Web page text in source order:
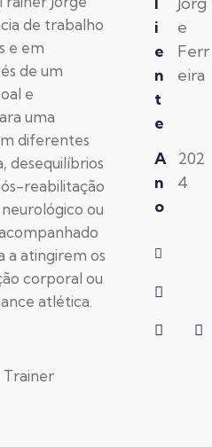
de trabalho
e em
de um
e
uma
diferentes
desequilíbrios
reabilitação
ou
a atingirem os
corporal ou
atlética.
i
e
n
t
e
e
Ferr
eira
A
n
o
202
4